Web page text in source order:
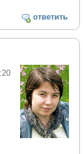
ответить